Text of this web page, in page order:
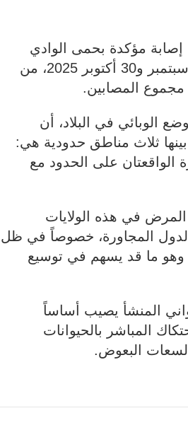
الصحة العالمية تسجيل 46 حالة إصابة مؤكدة بحمى الوادي
المتصدع في موريتانيا، خلال الفترة ما بين 27 سبتمبر و30 أكتوبر 2025، من
الوبائي في البلاد، أن
ثلاث مناطق حدودية هي:
الواقعتان على الحدود مع
في هذه الولايات
الدول المجاورة، خصوصاً في ظل
وهو ما قد يسهم في توسيع
المنشأ يصيب أساساً
المباشر بالحيوانات
لسعات البعوض.